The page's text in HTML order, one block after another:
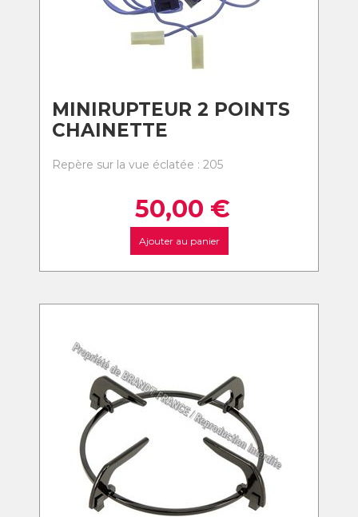
MINIRUPTEUR 2 POINTS
CHAINETTE
Repère sur la vue éclatée : 205
50,00 €
Ajouter au panier